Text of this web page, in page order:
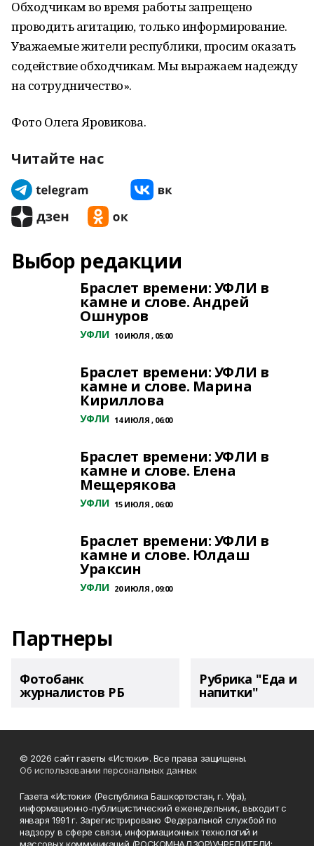
Обходчикам во время работы запрещено
проводить агитацию, только информирование.
Уважаемые жители республики, просим оказать
содействие обходчикам. Мы выражаем надежду
на сотрудничество».
Фото Олега Яровикова.
Читайте нас
Выбор редакции
Браслет времени: УФЛИ в
камне и слове. Андрей
Ошнуров
УФЛИ 10 ИЮЛЯ , 05:00
Браслет времени: УФЛИ в
камне и слове. Марина
Кириллова
УФЛИ 14 ИЮЛЯ , 06:00
Браслет времени: УФЛИ в
камне и слове. Елена
Мещерякова
УФЛИ 15 ИЮЛЯ , 06:00
Браслет времени: УФЛИ в
камне и слове. Юлдаш
Ураксин
УФЛИ 20 ИЮЛЯ , 09:00
Партнеры
Фотобанк
журналистов РБ
Рубрика "Еда и
напитки"
© 2026 сайт газеты «Истоки». Все права защищены.
Об использовании персональных данных
Газета «Истоки» (Республика Башкортостан, г. Уфа),
информационно-публицистический еженедельник, выходит с
января 1991 г. Зарегистрировано Федеральной службой по
надзору в сфере связи, информационных технологий и